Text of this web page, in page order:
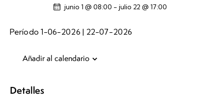
junio 1 @ 08:00 - julio 22 @ 17:00
Período 1-06-2026 | 22-07-2026
Añadir al calendario
Detalles